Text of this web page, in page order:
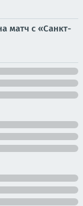
матч с «Санкт-